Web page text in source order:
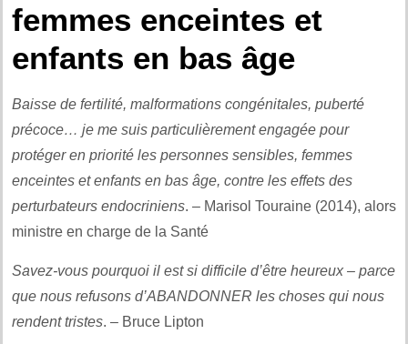
femmes enceintes et
enfants en bas âge
Baisse de fertilité, malformations congénitales, puberté
précoce… je me suis particulièrement engagée pour
protéger en priorité les personnes sensibles, femmes
enceintes et enfants en bas âge, contre les effets des
perturbateurs endocriniens. – Marisol Touraine (2014), alors
ministre en charge de la Santé
Savez-vous pourquoi il est si difficile d’être heureux – parce
que nous refusons d’ABANDONNER les choses qui nous
rendent tristes. – Bruce Lipton